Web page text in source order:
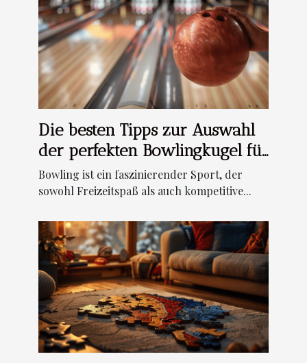
Die besten Tipps zur Auswahl
der perfekten Bowlingkugel für
Anfänger
Bowling ist ein faszinierender Sport, der
sowohl Freizeitspaß als auch kompetitive...